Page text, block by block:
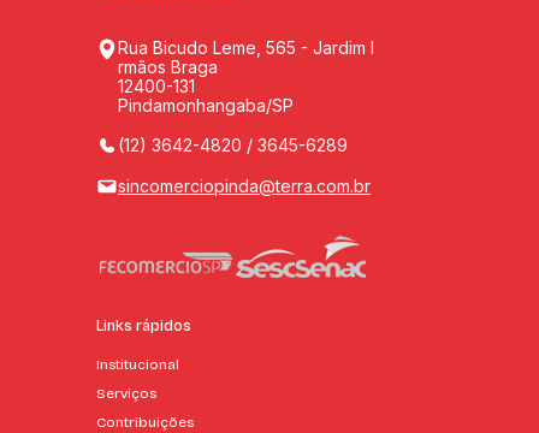
Rua Bicudo Leme, 565 - Jardim I
rmãos Braga
12400-131
Pindamonhangaba/SP
(12) 3642-4820 / 3645-6289
sincomerciopinda@terra.com.br
Links rápidos
Institucional
Serviços
Contribuições